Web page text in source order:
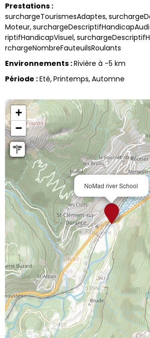
Prestations :
surchargeTourismesAdaptes
Moteur
riptifHandicapVisuel
rchargeNombreFauteuilsRoulants
Environnements :Rivière à -5 km
Période :Eté Printemps Automne
NoMad river School
+
−